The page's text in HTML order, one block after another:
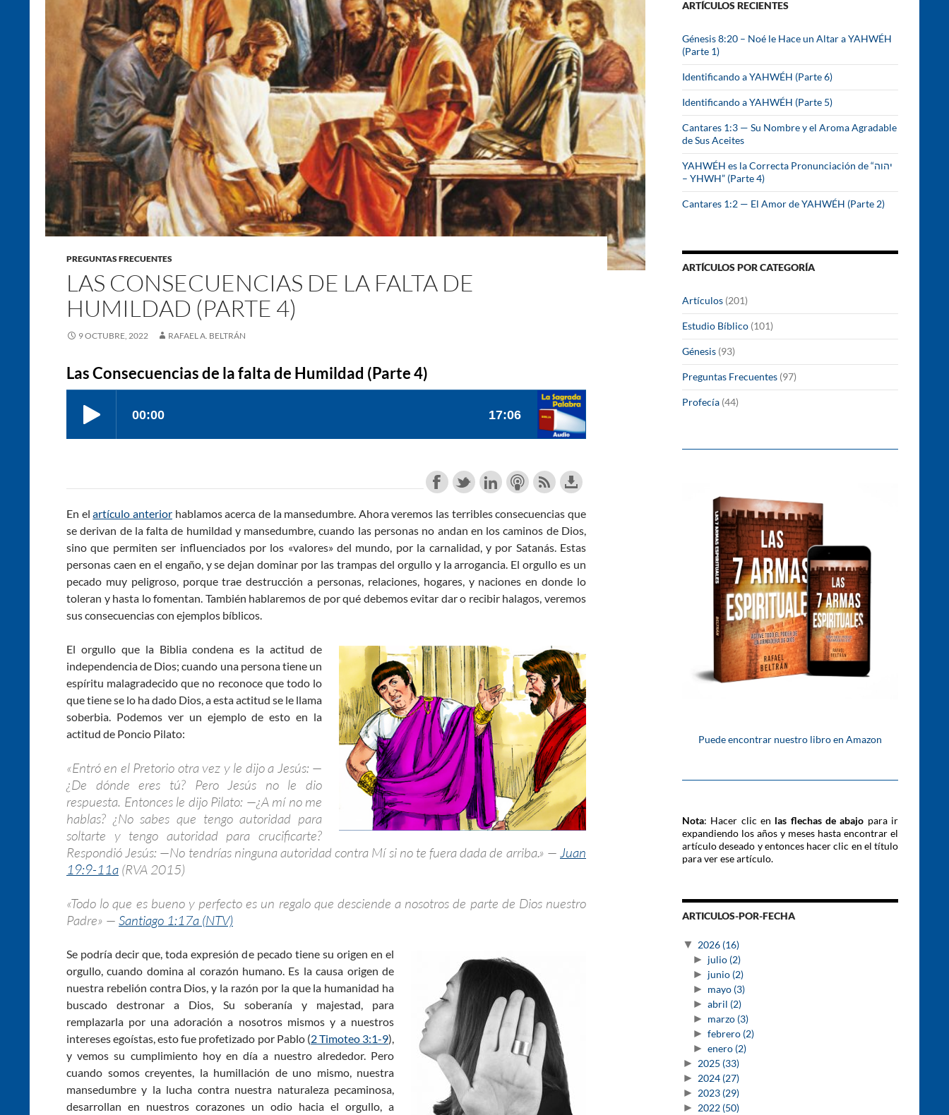
PREGUNTAS FRECUENTES
LAS CONSECUENCIAS DE LA FALTA DE
HUMILDAD (PARTE 4)
9 OCTUBRE, 2022 RAFAEL A. BELTRÁN
Las Consecuencias de la falta de Humildad (Parte 4)
En elartículo anteriorhablamos acerca de la mansedumbre. Ahora veremos las terribles consecuencias que
se derivan de la falta de humildad y mansedumbre, cuando las personas no andan en los caminos de Dios,
sino que permiten ser influenciados por los «valores» del mundo, por la carnalidad, y por Satanás. Estas
personas caen en el engaño, y se dejan dominar por las trampas del orgullo y la arrogancia. El orgullo es un
pecado muy peligroso, porque trae destrucción a personas, relaciones, hogares, y naciones en donde lo
toleran y hasta lo fomentan. También hablaremos de por qué debemos evitar dar o recibir halagos, veremos
sus consecuencias con ejemplos bíblicos.
El orgullo que la Biblia condena es la actitud de
independencia de Dios; cuando una persona tiene un
espíritu malagradecido que no reconoce que todo lo
que tiene se lo ha dado Dios, a esta actitud se le llama
soberbia. Podemos ver un ejemplo de esto en la
actitud de Poncio Pilato:
«Entró en el Pretorio otra vez y le dijo a Jesús: —
¿De dónde eres tú? Pero Jesús no le dio
respuesta. Entonces le dijo Pilato: —¿A mí no me
hablas? ¿No sabes que tengo autoridad para
soltarte y tengo autoridad para crucificarte?
Respondió Jesús: —No tendrías ninguna autoridad contra Mí si no te fuera dada de arriba.» — Juan
19:9-11a (RVA 2015)
«Todo lo que es bueno y perfecto es un regalo que desciende a nosotros de parte de Dios nuestro
Padre» — Santiago 1:17a (NTV)
Se podría decir que, toda expresión de pecado tiene su origen en el
orgullo, cuando domina al corazón humano. Es la causa origen de
nuestra rebelión contra Dios, y la razón por la que la humanidad ha
buscado destronar a Dios, Su soberanía y majestad, para
remplazarla por una adoración a nosotros mismos y a nuestros
intereses egoístas, esto fue profetizado por Pablo (2 Timoteo 3:1-9),
y vemos su cumplimiento hoy en día a nuestro alrededor. Pero
cuando somos creyentes, la humillación de uno mismo, nuestra
mansedumbre y la lucha contra nuestra naturaleza pecaminosa,
desarrollan en nuestros corazones un odio hacia el orgullo, a
r
ARTÍCULOS RECIENTES
Génesis 8:20 – Noé le Hace un Altar a YAHWÉH
(Parte 1)
Identificando a YAHWÉH (Parte 6)
Identificando a YAHWÉH (Parte 5)
Cantares 1:3 — Su Nombre y el Aroma Agradable
de Sus Aceites
YAHWÉH es la Correcta Pronunciación de “יהוה
– YHWH” (Parte 4)
Cantares 1:2 — El Amor de YAHWÉH (Parte 2)
ARTÍCULOS POR CATEGORÍA
Artículos (201)
Estudio Bíblico (101)
Génesis (93)
Preguntas Frecuentes (97)
Profecía (44)
Puede encontrar nuestro libro en Amazon
Nota: Hacer clic en las flechas de abajo para ir
expandiendo los años y meses hasta encontrar el
artículo deseado y entonces hacer clic en el título
para ver ese artículo.
ARTICULOS-POR-FECHA
▼ 2026 (16)
► julio (2)
► junio (2)
► mayo (3)
► abril (2)
► marzo (3)
► febrero (2)
► enero (2)
► 2025 (33)
► 2024 (27)
► 2023 (29)
► 2022 (50)